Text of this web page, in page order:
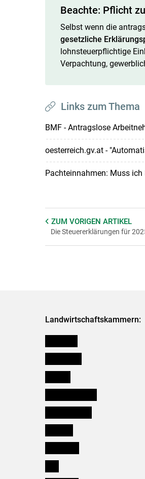
Beachte: Pflicht
Selbst wenn die
gesetzliche
lohnsteuerpflichtige
Verpachtung,
Links zum Thema
BMF - Antragslose
oesterreich.gv.at -
Pachteinnahmen: Muss
ZUM VORIGEN ARTIKEL
Die Steuererklärungen für
Landwirtschaftskammern: